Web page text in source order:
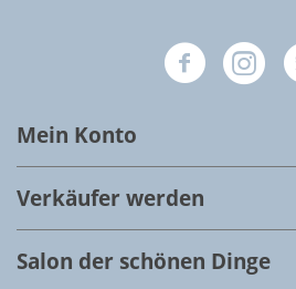
Mein Konto
Verkäufer werden
Salon der schönen Dinge